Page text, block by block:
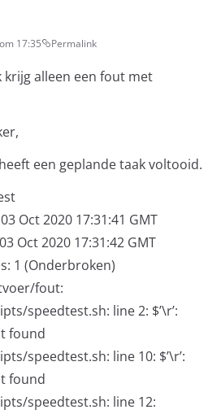
17:35 Permalink
krijg alleen een fout met
een geplande taak voltooid.
Oct 2020 17:31:41 GMT
Oct 2020 17:31:42 GMT
1 (Onderbroken)
fout:
speedtest.sh: line 2: $’\r’:
found
speedtest.sh: line 10: $’\r’:
found
speedtest.sh: line 12: